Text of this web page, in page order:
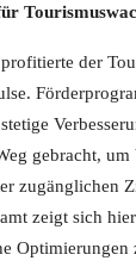
der
gebracht, um
zugänglichen
zeigt sich